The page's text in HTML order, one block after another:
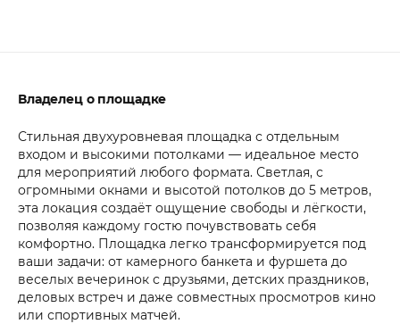
Владелец о площадке
Стильная двухуровневая площадка с отдельным
входом и высокими потолками — идеальное место
для мероприятий любого формата. Светлая, с
огромными окнами и высотой потолков до 5 метров,
эта локация создаёт ощущение свободы и лёгкости,
позволяя каждому гостю почувствовать себя
комфортно. Площадка легко трансформируется под
ваши задачи: от камерного банкета и фуршета до
веселых вечеринок с друзьями, детских праздников,
деловых встреч и даже совместных просмотров кино
или спортивных матчей.